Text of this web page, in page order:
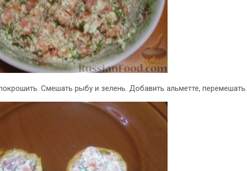
Смешать рыбу и зелень. Добавить альметте, перемешать.